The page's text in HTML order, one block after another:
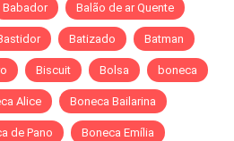
Babador Balão de ar Quente
Batizado Batman
Biscuit Bolsa boneca
Alice Boneca Bailarina
de Pano Boneca Emília